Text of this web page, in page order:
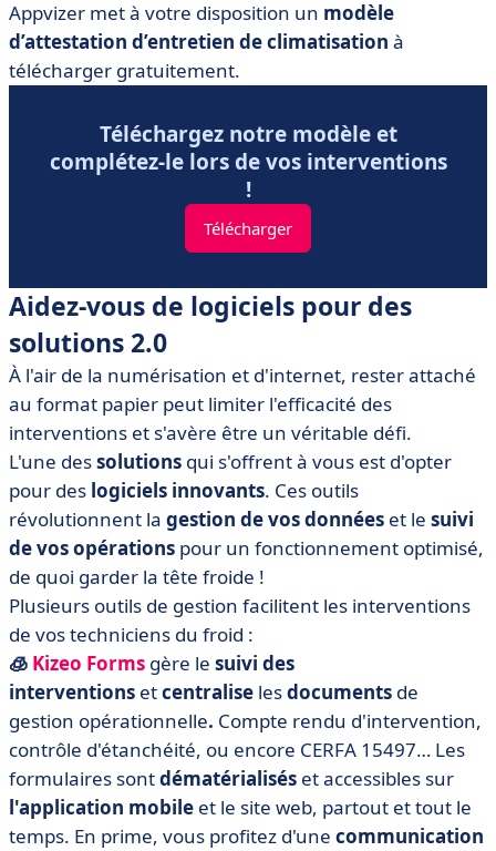
Appvizer met à votre disposition un modèle
d’attestation d’entretien de climatisation à
télécharger gratuitement.
Téléchargez notre modèle et
complétez-le lors de vos interventions
!
Télécharger
Aidez-vous de logiciels pour des
solutions 2.0
À l'air de la numérisation et d'internet, rester attaché
au format papier peut limiter l'efficacité des
interventions et s'avère être un véritable défi.
L'une dessolutions qui s'offrent à vous est d'opter
pour des logiciels innovants. Ces outils
révolutionnent la gestion de vos données et le suivi
de vos opérations pour un fonctionnement optimisé,
de quoi garder la tête froide !
Plusieurs outils de gestion facilitent les interventions
de vos techniciens du froid :
🧊 Kizeo Forms gère le suivi des
interventions etcentralise lesdocuments de
gestion opérationnelle. Compte rendu d'intervention,
contrôle d'étanchéité, ou encore CERFA 15497… Les
formulaires sontdématérialisés et accessibles sur
l'application mobile et le site web, partout et tout le
temps. En prime, vous profitez d'une communication